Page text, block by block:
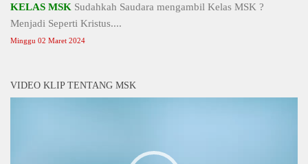
KELAS MSK Sudahkah Saudara mengambil Kelas MSK ?
Menjadi Seperti Kristus....
Minggu 02 Maret 2024
VIDEO KLIP TENTANG MSK